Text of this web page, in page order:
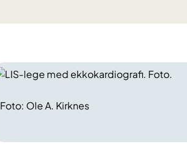
Foto: Ole A. Kirknes